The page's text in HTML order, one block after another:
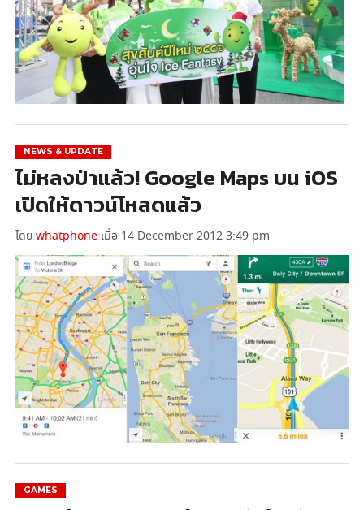
NEWS & UPDATE
ไม่หลงป่าแล้ว! Google Maps บน iOS
เปิดให้ดาวน์โหลดแล้ว
โดยwhatphoneเมื่อ 14 December 2012 3:49 pm
GAMES